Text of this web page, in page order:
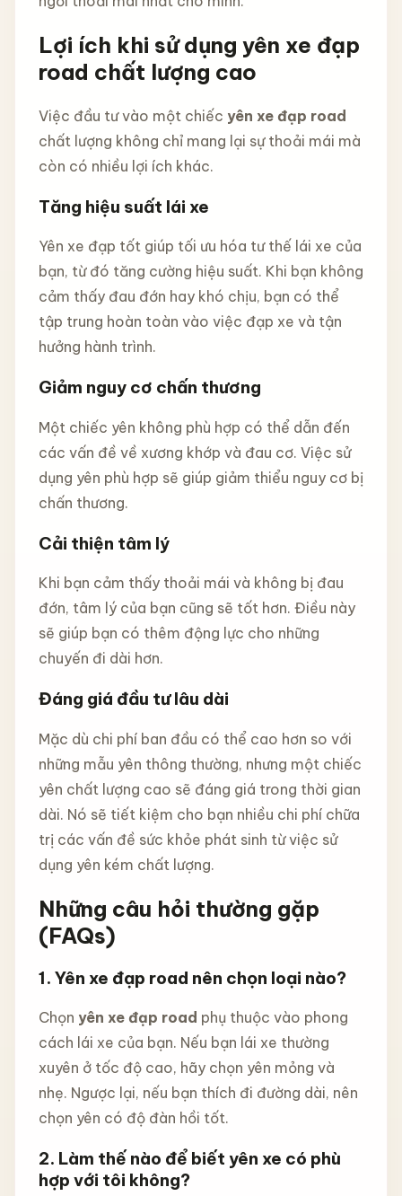
Lợi ích khi sử dụng yên xe đạp
road chất lượng cao
Việc đầu tư vào một chiếc yên xe đạp road
chất lượng không chỉ mang lại sự thoải mái mà
còn có nhiều lợi ích khác.
Tăng hiệu suất lái xe
Yên xe đạp tốt giúp tối ưu hóa tư thế lái xe của
bạn, từ đó tăng cường hiệu suất. Khi bạn không
cảm thấy đau đớn hay khó chịu, bạn có thể
tập trung hoàn toàn vào việc đạp xe và tận
hưởng hành trình.
Giảm nguy cơ chấn thương
Một chiếc yên không phù hợp có thể dẫn đến
các vấn đề về xương khớp và đau cơ. Việc sử
dụng yên phù hợp sẽ giúp giảm thiểu nguy cơ bị
chấn thương.
Cải thiện tâm lý
Khi bạn cảm thấy thoải mái và không bị đau
đớn, tâm lý của bạn cũng sẽ tốt hơn. Điều này
sẽ giúp bạn có thêm động lực cho những
chuyến đi dài hơn.
Đáng giá đầu tư lâu dài
Mặc dù chi phí ban đầu có thể cao hơn so với
những mẫu yên thông thường, nhưng một chiếc
yên chất lượng cao sẽ đáng giá trong thời gian
dài. Nó sẽ tiết kiệm cho bạn nhiều chi phí chữa
trị các vấn đề sức khỏe phát sinh từ việc sử
dụng yên kém chất lượng.
Những câu hỏi thường gặp
(FAQs)
1. Yên xe đạp road nên chọn loại nào?
Chọn yên xe đạp road phụ thuộc vào phong
cách lái xe của bạn. Nếu bạn lái xe thường
xuyên ở tốc độ cao, hãy chọn yên mỏng và
nhẹ. Ngược lại, nếu bạn thích đi đường dài, nên
chọn yên có độ đàn hồi tốt.
2. Làm thế nào để biết yên xe có phù
hợp với tôi không?